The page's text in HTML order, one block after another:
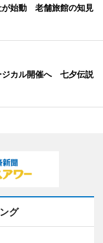
が始動 老舗旅館の知見
ジカル開催へ 七夕伝説
グ